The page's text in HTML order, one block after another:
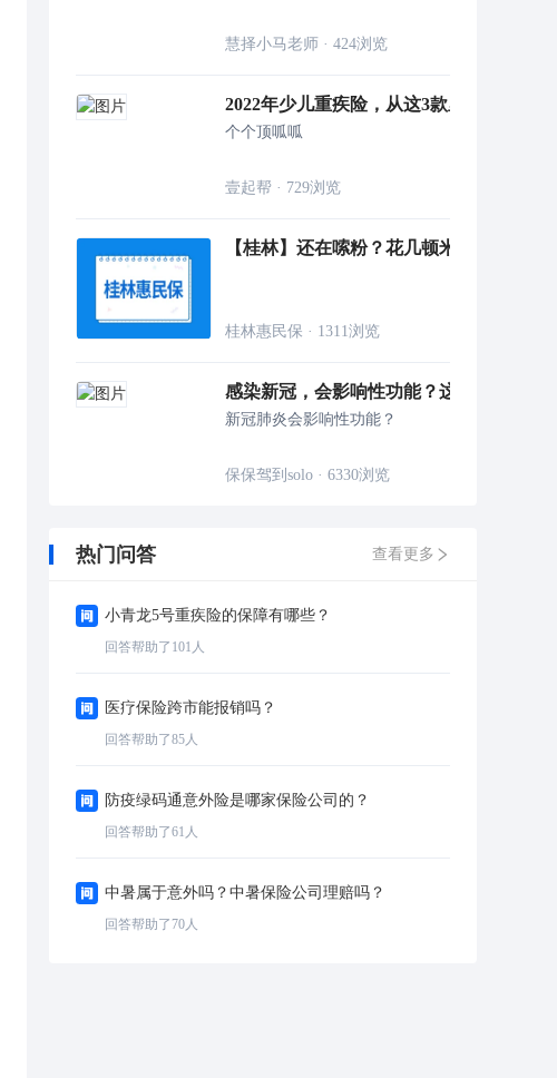
慧择小马老师 · 424浏览
2022年少儿重疾险，从这3款里挑！！
个个顶呱呱
壹起帮 · 729浏览
【桂林】还在嗦粉？花几顿米粉钱就能
桂林惠民保 · 1311浏览
感染新冠，会影响性功能？这5大后遗症
新冠肺炎会影响性功能？
保保驾到solo · 6330浏览
热门问答 查看更多
小青龙5号重疾险的保障有哪些？
回答帮助了 101 人
医疗保险跨市能报销吗？
回答帮助了85人
防疫绿码通意外险是哪家保险公司的？
回答帮助了61 人
中暑属于意外吗？中暑保险公司理赔吗？
回答帮助了 70人